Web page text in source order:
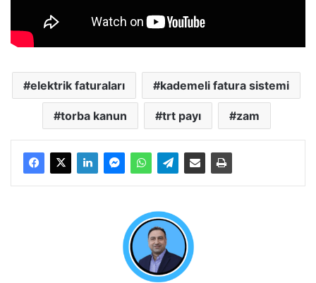
elektrik faturaları kademeli fatura sistemi
torba kanun trt payı zam